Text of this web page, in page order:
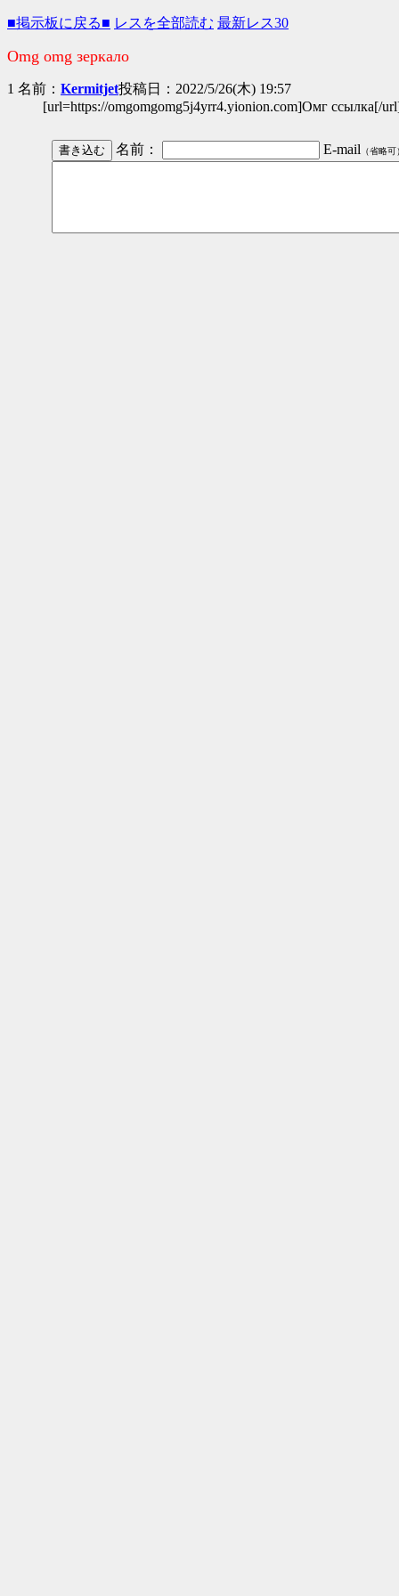
■掲示板に戻る■ レスを全部読む 最新レス30
Omg omg зеркало
1 名前： Kermitjet投稿日：2022/5/26(木) 19:57
[url=https://omgomgomg5j4yrr4.yionion.com]Омг ссылка[/
名前： E-mail （省略可